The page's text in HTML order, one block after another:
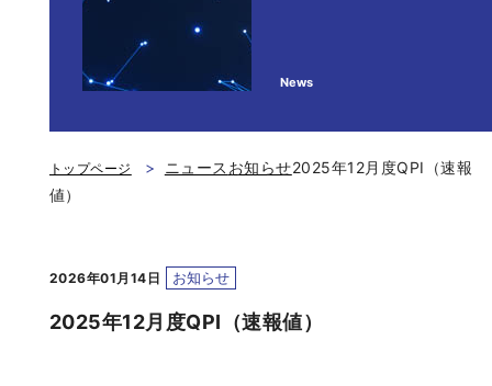
News
トップページ ニュース お知らせ2025年12月度QPI（速報
値）
2026年01月14日 お知らせ
2025年12月度QPI（速報値）